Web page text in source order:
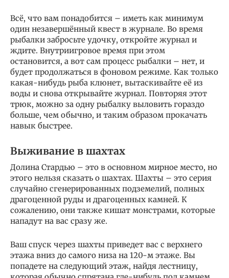
Всё, что вам понадобится – иметь как минимум
один незавершённый квест в журнале. Во время
рыбалки забросьте удочку, откройте журнал и
ждите. Внутриигровое время при этом
остановится, а вот сам процесс рыбалки – нет, и
будет продолжаться в фоновом режиме. Как только
какая-нибудь рыба клюнет, вытаскивайте её из
воды и снова открывайте журнал. Повторяя этот
трюк, можно за одну рыбалку выловить гораздо
больше, чем обычно, и таким образом прокачать
навык быстрее.
Выживание в шахтах
Долина Стардью – это в основном мирное место, но
этого нельзя сказать о шахтах. Шахты – это серия
случайно сгенерированных подземелий, полных
драгоценной руды и драгоценных камней. К
сожалению, они также кишат монстрами, которые
нападут на вас сразу же.
Ваш спуск через шахты приведет вас с верхнего
этажа вниз до самого низа на 120-м этаже. Вы
попадете на следующий этаж, найдя лестницу,